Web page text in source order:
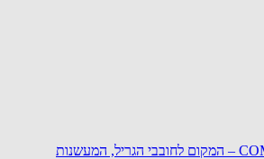
אודות 🔥 COMPASS – המקום לחובבי הגריל, המעשנות